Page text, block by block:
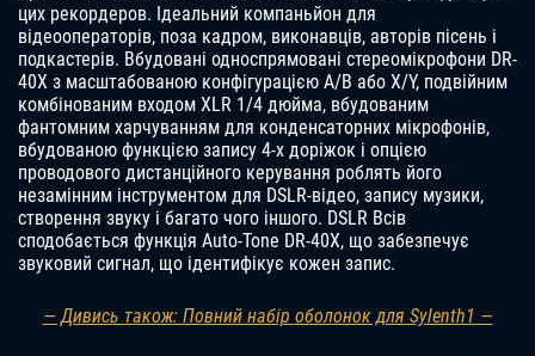
цих рекордеров. Ідеальний компаньйон для
відеооператорів, поза кадром, виконавців, авторів пісень і
подкастерів. Вбудовані односпрямовані стереомікрофони DR-
40X з масштабованою конфігурацією A/B або X/Y, подвійним
комбінованим входом XLR 1/4 дюйма, вбудованим
фантомним харчуванням для конденсаторних мікрофонів,
вбудованою функцією запису 4-х доріжок і опцією
проводового дистанційного керування роблять його
незамінним інструментом для DSLR-відео, запису музики,
створення звуку і багато чого іншого. DSLR Всів
сподобається функція Auto-Tone DR-40X, що забезпечує
звуковий сигнал, що ідентифікує кожен запис.
— Дивись також: Повний набір оболонок для Sylenth1 —